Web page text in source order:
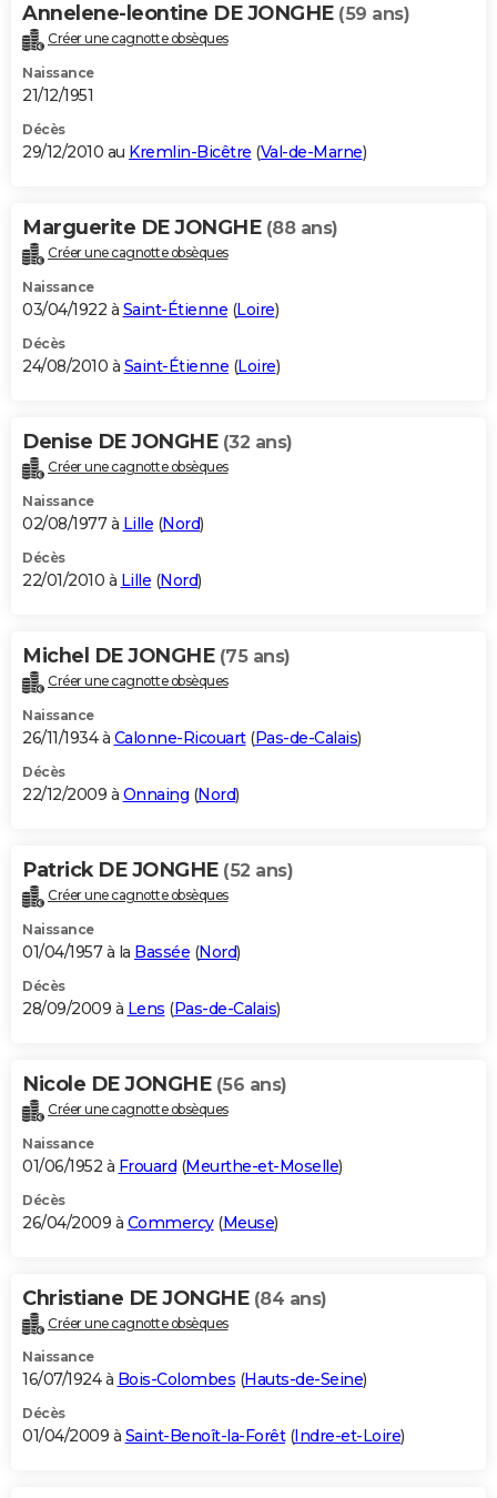
Annelene-leontine DE JONGHE (59 ans)
Créer une cagnotte obsèques
Naissance
21/12/1951
Décès
29/12/2010 au Kremlin-Bicêtre (Val-de-Marne)
Marguerite DE JONGHE (88 ans)
Créer une cagnotte obsèques
Naissance
03/04/1922 à Saint-Étienne (Loire)
Décès
24/08/2010 à Saint-Étienne (Loire)
Denise DE JONGHE (32 ans)
Créer une cagnotte obsèques
Naissance
02/08/1977 à Lille (Nord)
Décès
22/01/2010 à Lille (Nord)
Michel DE JONGHE (75 ans)
Créer une cagnotte obsèques
Naissance
26/11/1934 à Calonne-Ricouart(Pas-de-Calais)
Décès
22/12/2009 à Onnaing (Nord)
Patrick DE JONGHE (52 ans)
Créer une cagnotte obsèques
Naissance
01/04/1957 à la Bassée (Nord)
Décès
28/09/2009 à Lens (Pas-de-Calais)
Nicole DE JONGHE (56 ans)
Créer une cagnotte obsèques
Naissance
01/06/1952 à Frouard (Meurthe-et-Moselle)
Décès
26/04/2009 à Commercy(Meuse)
Christiane DE JONGHE (84 ans)
Créer une cagnotte obsèques
Naissance
16/07/1924 à Bois-Colombes (Hauts-de-Seine)
Décès
01/04/2009 à Saint-Benoît-la-Forêt(Indre-et-Loire)